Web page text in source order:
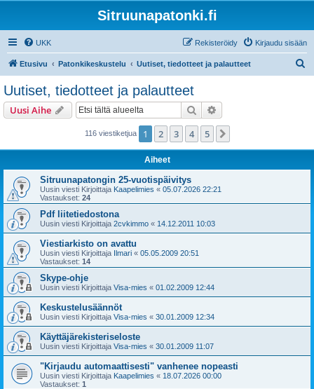
Sitruunapatonki.fi
UKK Kirjaudu sisään
Rekisteröidy
Etusivu Patonkikeskustelu Uutiset, tiedotteet ja palautteet
Uutiset, tiedotteet ja palautteet
Uusi Aihe Etsi
116 viestiketjua 1 2 3 4 5
Aiheet
Sitruunapatongin 25-vuotispäivitys
Uusin viesti Kirjoittaja Kaapelimies « 05.07.2026 22:21
Vastaukset: 24
Pdf liitetiedostona
Uusin viesti Kirjoittaja 2cvkimmo « 14.12.2011 10:03
Viestiarkisto on avattu
Uusin viesti Kirjoittaja Ilmari « 05.05.2009 20:51
Vastaukset: 14
Skype-ohje
Uusin viesti Kirjoittaja Visa-mies « 01.02.2009 12:44
Keskustelusäännöt
Uusin viesti Kirjoittaja Visa-mies « 30.01.2009 12:34
Käyttäjärekisteriseloste
Uusin viesti Kirjoittaja Visa-mies « 30.01.2009 11:07
"Kirjaudu automaattisesti" vanhenee nopeasti
Uusin viesti Kirjoittaja Kaapelimies « 18.07.2026 00:00
Vastaukset: 1